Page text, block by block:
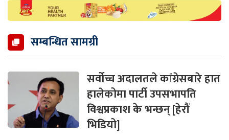
सम्बन्धित सामग्री
सर्वोच्च अदालतले कांग्रेसबारे हात
हालेकोमा पार्टी उपसभापति
विश्वप्रकाश के भन्छन् [हेरौं
भिडियो]